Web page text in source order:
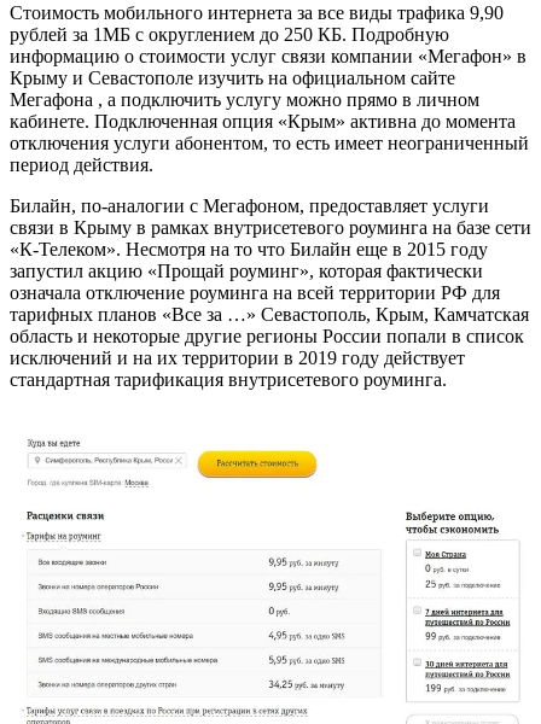
Стоимость мобильного интернета за все виды трафика 9,90
рублей за 1МБ с округлением до 250 КБ. Подробную
информацию о стоимости услуг связи компании «Мегафон» в
Крыму и Севастополе изучить на официальном сайте
Мегафона , а подключить услугу можно прямо в личном
кабинете. Подключенная опция «Крым» активна до момента
отключения услуги абонентом, то есть имеет неограниченный
период действия.
Билайн, по-аналогии с Мегафоном, предоставляет услуги
связи в Крыму в рамках внутрисетевого роуминга на базе сети
«К-Телеком». Несмотря на то что Билайн еще в 2015 году
запустил акцию «Прощай роуминг», которая фактически
означала отключение роуминга на всей территории РФ для
тарифных планов «Все за …» Севастополь, Крым, Камчатская
область и некоторые другие регионы России попали в список
исключений и на их территории в 2019 году действует
стандартная тарификация внутрисетевого роуминга.